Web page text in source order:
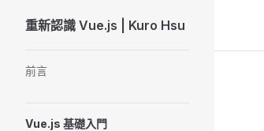
Skip to content
重新認識 Vue.js | Kuro Hsu
前言
Vue.js 基礎入門